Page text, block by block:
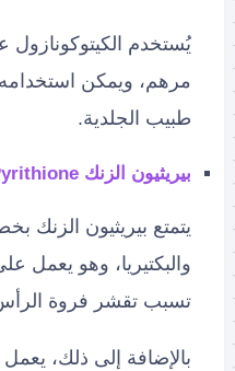
يُستخدم
مرهم، ويمكن
طبيب الجلدية.
بيريثيون الزنك Zinc Pyrithione
يتمتع بيريثيون الزنك
والبكتيريا، وهو يعمل
تسبب تقشر فروة
بالإضافة إلى ذلك،